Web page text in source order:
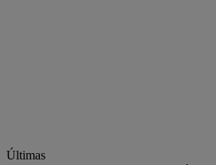
Últimas